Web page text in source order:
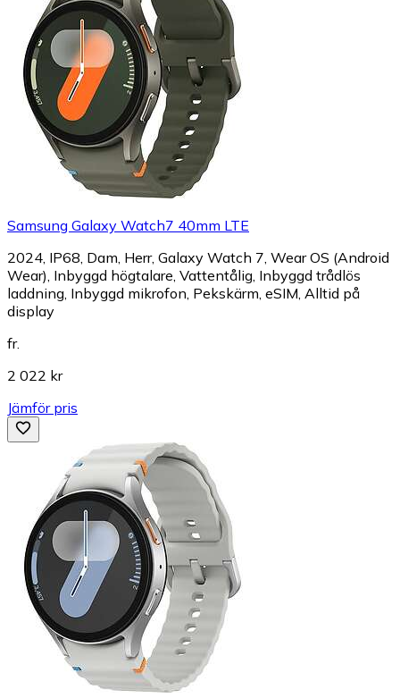
Samsung Galaxy Watch7 40mm LTE
2024, IP68, Dam, Herr, Galaxy Watch 7, Wear OS (Android
Wear), Inbyggd högtalare, Vattentålig, Inbyggd trådlös
laddning, Inbyggd mikrofon, Pekskärm, eSIM, Alltid på
display
fr.
2 022 kr
Jämför pris